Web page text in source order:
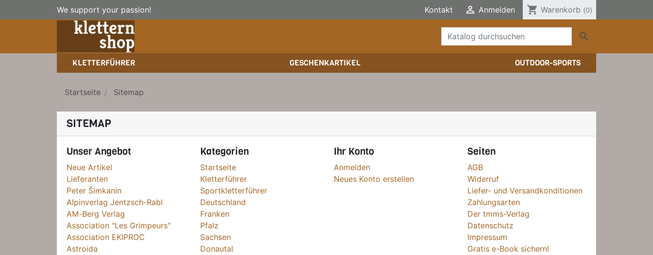
We support your passion! Kontakt  Anmelden shopping_cart Warenkorb (0)

KLETTERFÜHRER
BÜCHER/LEHRBÜCHER
KLETTER-KALENDER
GESCHENKARTIKEL OUTDOOR-SPORTS
LEHRBÜCHER
Startseite Sitemap
SITEMAP
Unser Angebot
Neue Artikel
Lieferanten
Peter Šimkanin
Alpinverlag Jentzsch-Rabl
AM-Berg Verlag
Association "Les Grimpeurs"
Association EKIPROC
Astroida
Kategorien
Startseite
Kletterführer
Sportkletterführer
Deutschland
Franken
Pfalz
Sachsen
Donautal
Ihr Konto
Anmelden
Neues Konto erstellen
Seiten
AGB
Widerruf
Liefer- und Versandkonditionen
Zahlungsarten
Der tmms-Verlag
Datenschutz
Impressum
Gratis e-Book sichern!